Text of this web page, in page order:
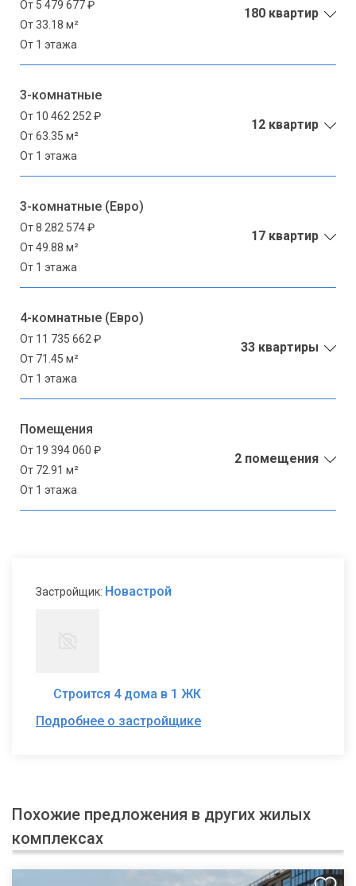
От 5 479 677 ₽
От 33.18 м²
От 1 этажа
180 квартир
3-комнатные
От 10 462 252 ₽
От 63.35 м²
От 1 этажа
12 квартир
3-комнатные (Евро)
От 8 282 574 ₽
От 49.88 м²
От 1 этажа
17 квартир
4-комнатные (Евро)
От 11 735 662 ₽
От 71.45 м²
От 1 этажа
33 квартиры
Помещения
От 19 394 060 ₽
От 72.91 м²
От 1 этажа
2 помещения
Застройщик: Новастрой
Строится 4 дома в 1 ЖК
Подробнее о застройщике
Похожие предложения в других жилых
комплексах